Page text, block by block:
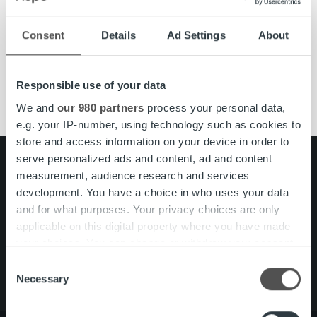
Consent Details Ad Settings About
Responsible use of your data
We and our 980 partners process your personal data,
e.g. your IP-number, using technology such as cookies to
store and access information on your device in order to
serve personalized ads and content, ad and content
measurement, audience research and services
development. You have a choice in who uses your data
and for what purposes. Your privacy choices are only
applicable on this digital property where you have made
your choices. You can change or withdraw your consent
the Privacy trigger icon.
Find out more about how your personal data is processed
Selection
Necessary
Asiakaskokemus digitalisaatio
Pikalinkit
Yhteystiedot
Ura Ropolla
Palvelut
Tietoa meistä
Search for: